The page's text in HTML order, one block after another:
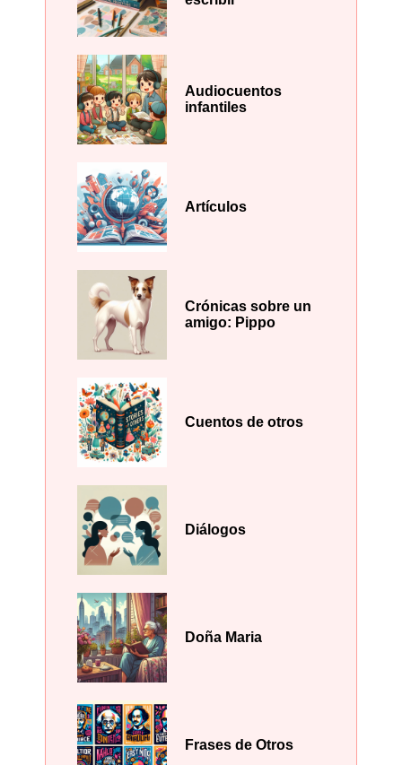
Audiocuentos
infantiles
Artículos
Crónicas sobre un
amigo: Pippo
Cuentos de otros
Diálogos
Doña Maria
Frases de Otros